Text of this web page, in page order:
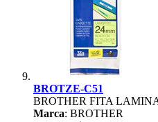
BROTZE-C51
BROTHER FITA
Marca: BROTHER